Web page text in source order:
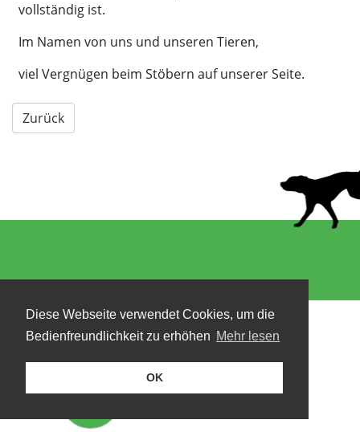
Diese Webseite verwendet Cookies, um die
Bedienfreundlichkeit zu erhöhen Mehr lesen
OK
vollständig ist.
Im Namen von uns und unseren Tieren,
viel Vergnügen beim Stöbern auf unserer Seite.
Zurück